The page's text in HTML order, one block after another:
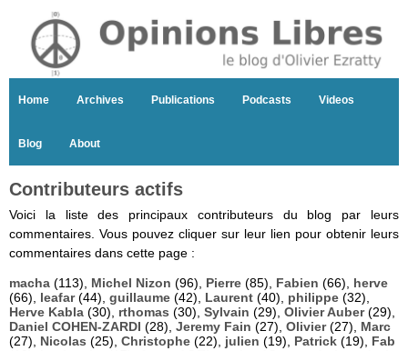
Home Archives Publications Podcasts Videos
Blog About
Contributeurs actifs
Voici la liste des principaux contributeurs du blog par leurs
commentaires. Vous pouvez cliquer sur leur lien pour obtenir leurs
commentaires dans cette page :
macha (113), Michel Nizon (96), Pierre (85), Fabien (66), herve
(66), leafar(44), guillaume (42), Laurent (40), philippe (32),
Herve Kabla (30), rthomas (30), Sylvain (29), Olivier Auber(29),
Daniel COHEN-ZARDI (28), Jeremy Fain (27), Olivier(27), Marc
(27), Nicolas (25), Christophe (22), julien (19), Patrick (19), Fab